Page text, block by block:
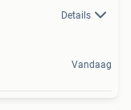
Details
Vandaag